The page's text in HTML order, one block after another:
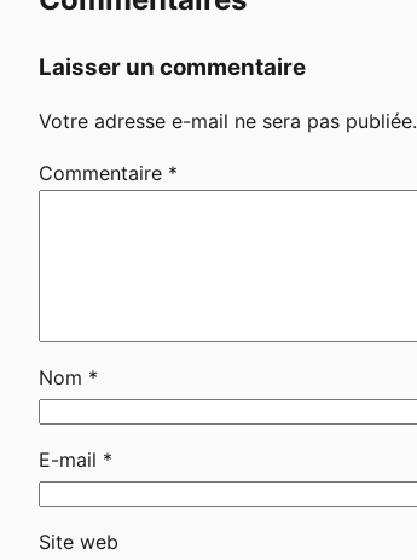
Laisser un commentaire
Votre adresse e-mail ne sera pas publiée.
Commentaire *
Nom *
E-mail *
Site web